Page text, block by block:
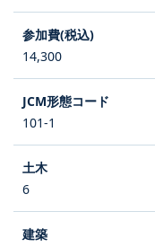
14,300
101-1
6